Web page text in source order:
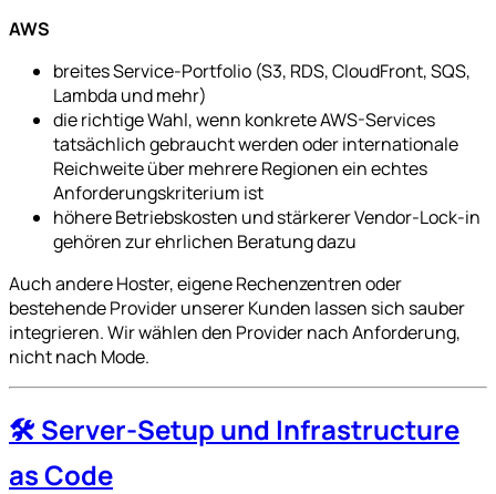
AWS
breites Service-Portfolio (S3, RDS, CloudFront, SQS,
Lambda und mehr)
die richtige Wahl, wenn konkrete AWS-Services
tatsächlich gebraucht werden oder internationale
Reichweite über mehrere Regionen ein echtes
Anforderungskriterium ist
höhere Betriebskosten und stärkerer Vendor-Lock-in
gehören zur ehrlichen Beratung dazu
Auch andere Hoster, eigene Rechenzentren oder
bestehende Provider unserer Kunden lassen sich sauber
integrieren. Wir wählen den Provider nach Anforderung,
nicht nach Mode.
🛠️ Server-Setup und Infrastructure
as Code